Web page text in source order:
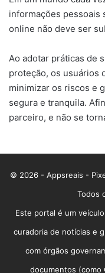
informações pessoais
online não deve ser
Ao adotar práticas de
proteção, os usuários
minimizar os riscos e
segura e tranquila.
parceiro, e não se
© 2026 - Appsreais -
Todos
Este portal é um
curadoria de notícias e
com órgãos
documentos (como